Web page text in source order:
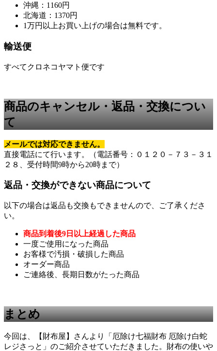
沖縄：1160円
北海道：1370円
1万円以上お買い上げの場合は無料です。
輸送便
すべてクロネコヤマト便です
商品のキャンセル・返品・交換につい
て
メールでは対応できません。
直接電話にて行います。（電話番号：０１２０－７３－３１
２８、受付時間9時から20時まで）
返品・交換ができない商品について
以下の場合は返品も交換もできませんので、ご了承くださ
い。
商品到着後9日以上経過した商品
一度ご使用になった商品
お客様で汚損・破損した商品
オーダー商品
ご連絡後、長期日数がたった商品
まとめ
今回は、【財布屋】さんより「厄除け七福財布 厄除け白蛇
レジさっと」のご紹介させていただきました。財布の使いや